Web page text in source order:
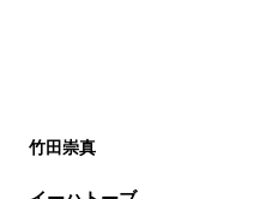
竹田崇真